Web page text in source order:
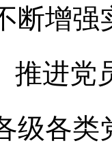
断增强
推进
级各类